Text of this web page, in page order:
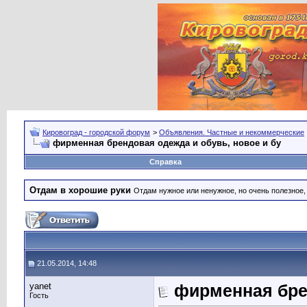
Кировоград - городской форум > Объявления. Частные и некоммерческие
фирменная брендовая одежда и обувь, новое и бу
Справка
Отдам в хорошие руки Отдам нужное или ненужное, но очень
21.05.2014, 14:48
yanet
Гость
фирменная